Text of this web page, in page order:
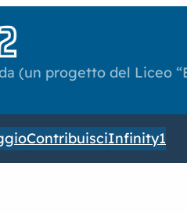
(un progetto del Liceo
ContribuisciInfinity1